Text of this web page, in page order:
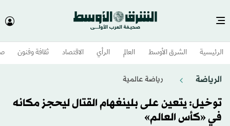
الرئيسية الشرق الأوسط​ العالم الرأي الاقتصاد ثقافة وفنون
الرياضة رياضة عالمية
توخيل: يتعين على بلينغهام القتال ليحجز مكانه
في «كأس العالم»